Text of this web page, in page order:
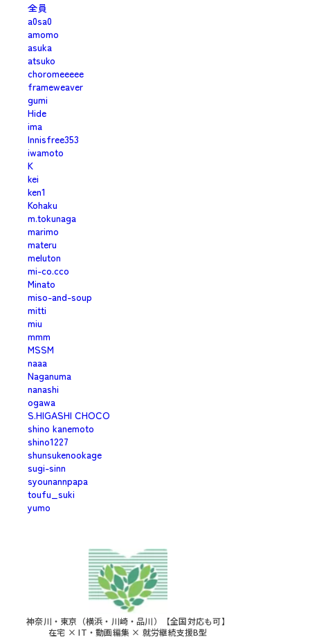
全員
a0sa0
amomo
asuka
atsuko
choromeeeee
frameweaver
gumi
Hide
ima
Innisfree353
iwamoto
K
kei
ken1
Kohaku
m.tokunaga
marimo
materu
meluton
mi-co.cco
Minato
miso-and-soup
mitti
miu
mmm
MSSM
naaa
Naganuma
nanashi
ogawa
S.HIGASHI CHOCO
shino kanemoto
shino1227
shunsukenookage
sugi-sinn
syounannpapa
toufu_suki
yumo
神奈川・東京（横浜・川崎・品川）【全国対応も可】
在宅 × IT・動画編集 × 就労継続支援B型